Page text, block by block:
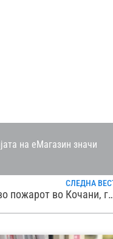
на еМагазин значи
СЛЕДНА
Родителите на загинатите во пожарот во Кочани, го повикаа Мицкоски